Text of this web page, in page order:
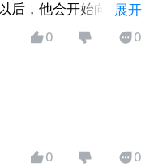
后，他会开始向你收
不能看见你的资料。
展开
0 0
0 0